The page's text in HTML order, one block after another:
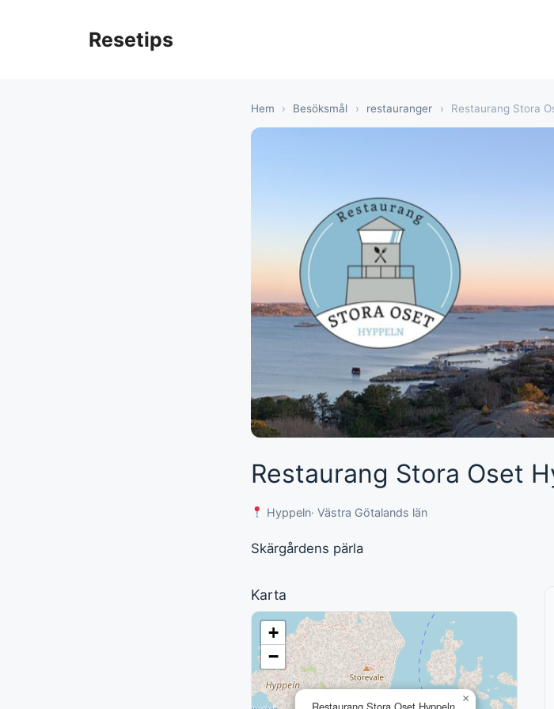
Resetips
Hem › Besöksmål › restauranger › Restaurang Stora
Restaurang Stora Oset
Hyppeln· Västra Götalands län
Skärgårdens pärla
Karta
×
+
−